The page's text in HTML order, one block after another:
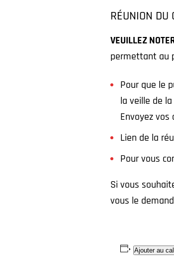
RÉUNION DU
VEUILLEZ
permettant au
Pour que le
la veille de
Envoyez
Lien de la
Pour vous
Si vous
vous le
Ajouter au